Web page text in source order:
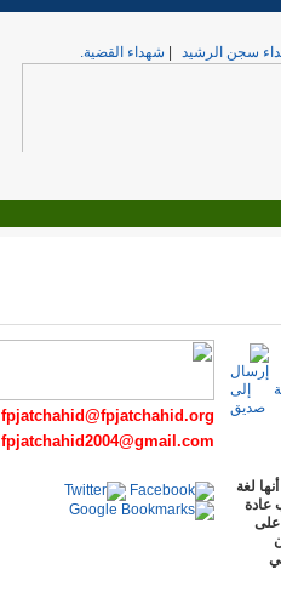
سجن الرشيد شهداء القضية.
لغة
عادة
على
fpjatchahid@fpjatchahid.org
fpjatchahid2004@gmail.com